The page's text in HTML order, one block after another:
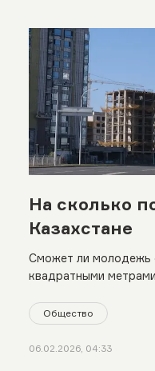
На сколько
Казахстане
Сможет ли молодежь
квадратными
Общество
06.02.2026, 04:33